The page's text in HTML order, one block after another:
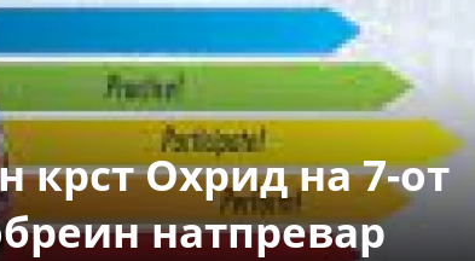
КОНТАКТ ИНФОРМАЦИИ
ЧЛЕНСТВО ВО ПРОФЕСИОНАЛНИ ТЕЛА
ЗАКОН ЗА ЦКРМ
СТАТУТ НА ЦКРМ
крст Охрид на 7-от
натпревар